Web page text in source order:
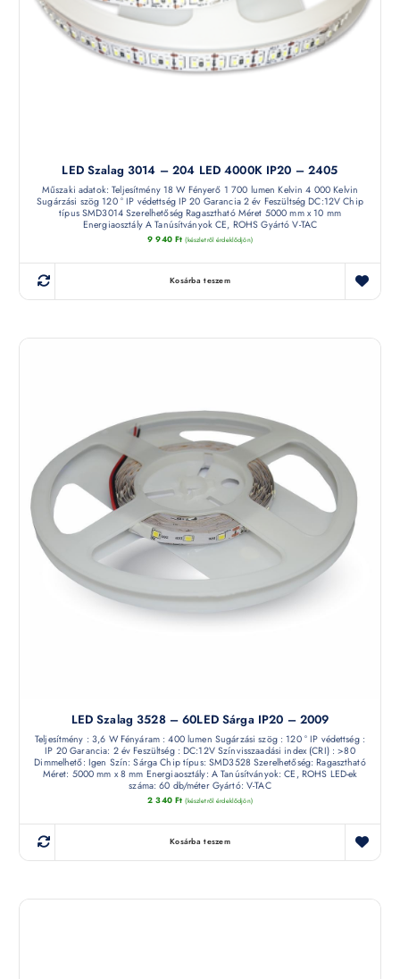
LED Szalag 3014 – 204 LED 4000K IP20 – 2405
Műszaki adatok: Teljesítmény 18 W Fényerő 1 700 lumen Kelvin 4 000 Kelvin
Sugárzási szög 120 ° IP védettség IP 20 Garancia 2 év Feszültség DC:12V Chip
típus SMD3014 Szerelhetőség Ragasztható Méret 5000 mm x 10 mm
Energiaosztály A Tanúsítványok CE, ROHS Gyártó V-TAC
9 940 Ft (készletről érdeklődjön)
Kosárba teszem
LED Szalag 3528 – 60LED Sárga IP20 – 2009
Teljesítmény : 3,6 W Fényáram : 400 lumen Sugárzási szög : 120 ° IP védettség :
IP 20 Garancia: 2 év Feszültség : DC:12V Színvisszaadási index (CRI) : >80
Dimmelhető: Igen Szín: Sárga Chip típus: SMD3528 Szerelhetőség: Ragasztható
Méret: 5000 mm x 8 mm Energiaosztály: A Tanúsítványok: CE, ROHS LED-ek
száma: 60 db/méter Gyártó: V-TAC
2 340 Ft (készletről érdeklődjön)
Kosárba teszem